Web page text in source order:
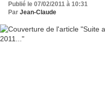
Publié le 07/02/2011 à 10:31
Par Jean-Claude